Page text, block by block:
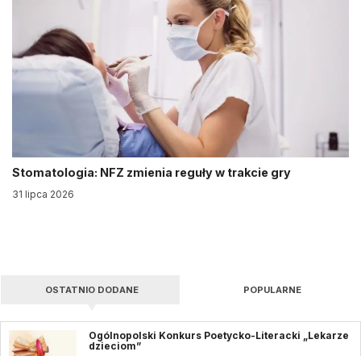
Stomatologia: NFZ zmienia reguły w trakcie gry
31 lipca 2026
OSTATNIO DODANE POPULARNE
Ogólnopolski Konkurs Poetycko-Literacki „Lekarze
dzieciom”